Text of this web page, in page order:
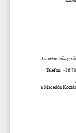
A szerkesztőség
Telefon: +36
a Macedón